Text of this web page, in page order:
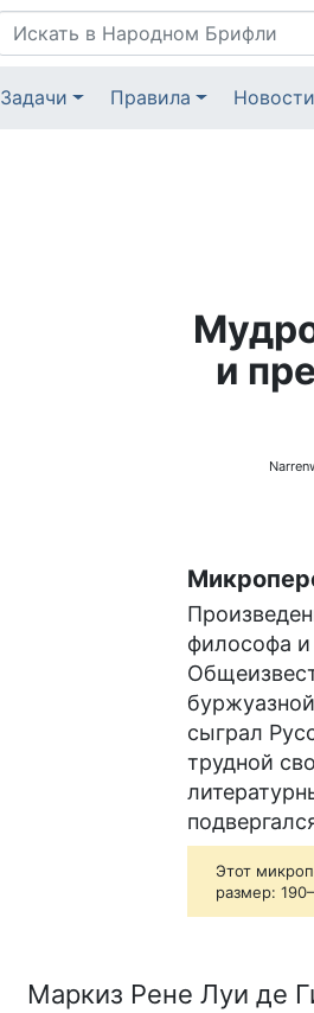
Задачи Правила Новости
и
философа
сыграл
трудной
Этот
размер:
Маркиз Рене Луи де